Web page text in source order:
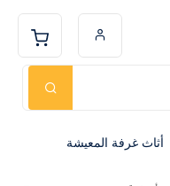
أثاث غرفة المعيشة